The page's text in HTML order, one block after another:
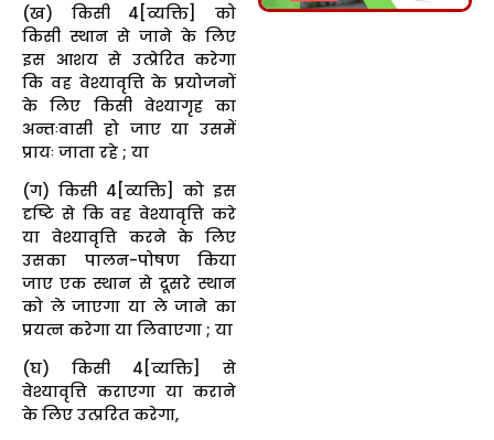
(ख) किसी 4[व्यक्ति] को
किसी स्थान से जाने के लिए
इस आशय से उत्प्रेरित करेगा
कि वह वेश्यावृत्ति के प्रयोजनों
के लिए किसी वेश्यागृह का
अन्तःवासी हो जाए या उसमें
प्रायः जाता रहे ; या
(ग) किसी 4[व्यक्ति] को इस
दृष्टि से कि वह वेश्यावृत्ति करे
या वेश्यावृत्ति करने के लिए
उसका पालन-पोषण किया
जाए एक स्थान से दूसरे स्थान
को ले जाएगा या ले जाने का
प्रयत्न करेगा या लिवाएगा ; या
(घ) किसी 4[व्यक्ति] से
वेश्यावृत्ति कराएगा या कराने
के लिए उत्प्ररित करेगा,